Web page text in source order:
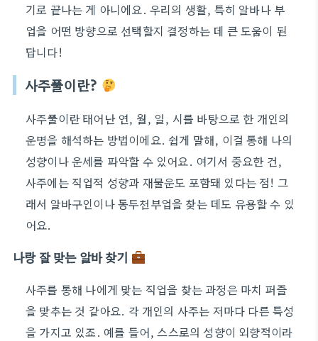
기로 끝나는 게 아니에요. 우리의 생활, 특히 알바나 부
업을 어떤 방향으로 선택할지 결정하는 데 큰 도움이 된
답니다!
사주풀이란?
사주풀이란 태어난 연, 월, 일, 시를 바탕으로 한 개인의
운명을 해석하는 방법이에요. 쉽게 말해, 이걸 통해 나의
성향이나 운세를 파악할 수 있어요. 여기서 중요한 건,
사주에는 직업적 성향과 재물운도 포함돼 있다는 점! 그
래서 알바구인이나 동두천부업을 찾는 데도 유용할 수 있
어요.
나랑 잘 맞는 알바 찾기
사주를 통해 나에게 맞는 직업을 찾는 과정은 마치 퍼즐
을 맞추는 것 같아요. 각 개인의 사주는 저마다 다른 특성
을 가지고 있죠. 예를 들어, 스스로의 성향이 외향적이라